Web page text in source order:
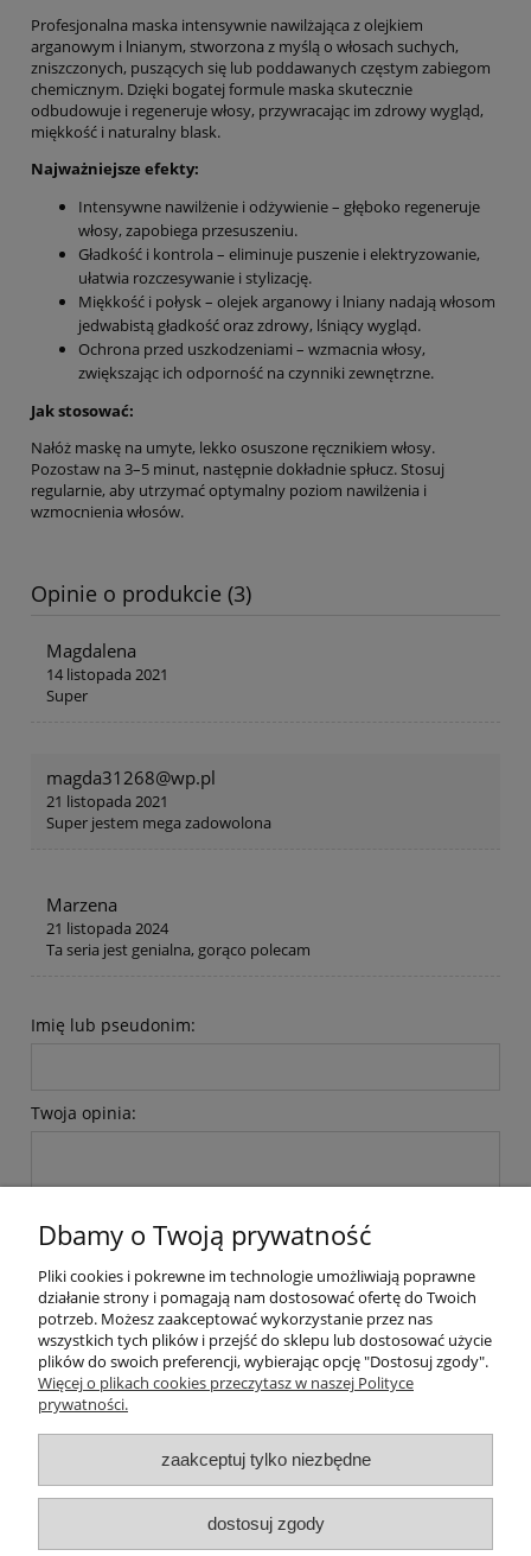
Profesjonalna maska intensywnie nawilżająca z olejkiem
arganowym i lnianym, stworzona z myślą o włosach suchych,
zniszczonych, puszących się lub poddawanych częstym zabiegom
chemicznym. Dzięki bogatej formule maska skutecznie
odbudowuje i regeneruje włosy, przywracając im zdrowy wygląd,
miękkość i naturalny blask.
Najważniejsze efekty:
Intensywne nawilżenie i odżywienie – głęboko regeneruje
włosy, zapobiega przesuszeniu.
Gładkość i kontrola – eliminuje puszenie i elektryzowanie,
ułatwia rozczesywanie i stylizację.
Miękkość i połysk – olejek arganowy i lniany nadają włosom
jedwabistą gładkość oraz zdrowy, lśniący wygląd.
Ochrona przed uszkodzeniami – wzmacnia włosy,
zwiększając ich odporność na czynniki zewnętrzne.
Jak stosować:
Nałóż maskę na umyte, lekko osuszone ręcznikiem włosy.
Pozostaw na 3–5 minut, następnie dokładnie spłucz. Stosuj
regularnie, aby utrzymać optymalny poziom nawilżenia i
wzmocnienia włosów.
Opinie o produkcie (3)
Magdalena
14 listopada 2021
Super
magda31268@wp.pl
21 listopada 2021
Super jestem mega zadowolona
Marzena
21 listopada 2024
Ta seria jest genialna, gorąco polecam
Imię lub pseudonim:
Twoja opinia:
wyślij
Pomoc
Moje konto
Płatności i dostawa
Informacje
Dbamy o Twoją prywatność
Pliki cookies i pokrewne im technologie umożliwiają poprawne
działanie strony i pomagają nam dostosować ofertę do Twoich
potrzeb. Możesz zaakceptować wykorzystanie przez nas
wszystkich tych plików i przejść do sklepu lub dostosować użycie
plików do swoich preferencji, wybierając opcję "Dostosuj zgody".
Więcej o plikach cookies przeczytasz w naszej Polityce
prywatności.
zaakceptuj tylko niezbędne
dostosuj zgody